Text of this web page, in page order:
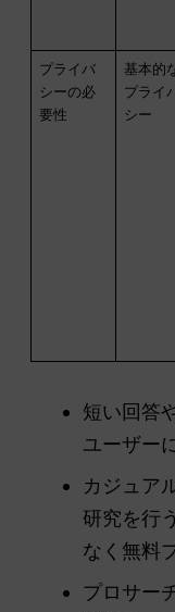
プライバ
シーの必
要性
基本的
プライ
シー
短い回答
ユーザー
カジュア
研究を行
なく無料
プロサー